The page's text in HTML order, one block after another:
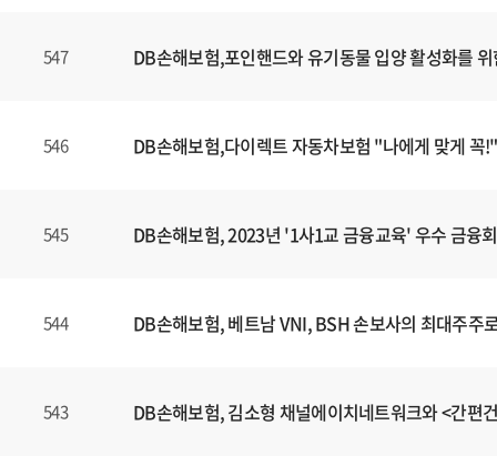
547 DB손해보험,포인핸드와 유기동물 입양 활성화를
546 DB손해보험,다이렉트 자동차보험 "나에게 맞게 꼭
545 DB손해보험, 2023년 '1사1교 금융교육' 우수 금융
544 DB손해보험, 베트남 VNI, BSH 손보사의 최대주주
543 DB손해보험, 김소형 채널에이치네트워크와 <간편